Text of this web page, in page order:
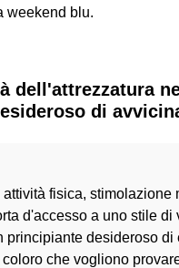
weekend blu.
dell'attrezzatura
di
fisica, stimolazione
d'accesso a uno stile di
principiante desideroso di
che vogliono